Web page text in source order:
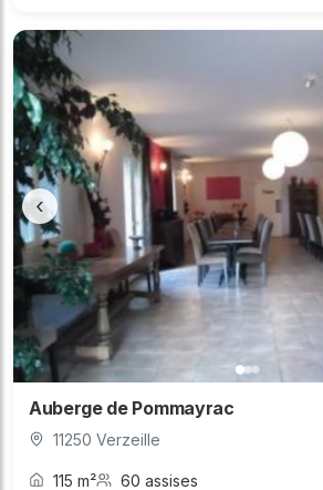
‹
Auberge de Pommayrac
11250 Verzeille
115 m² 60 assises